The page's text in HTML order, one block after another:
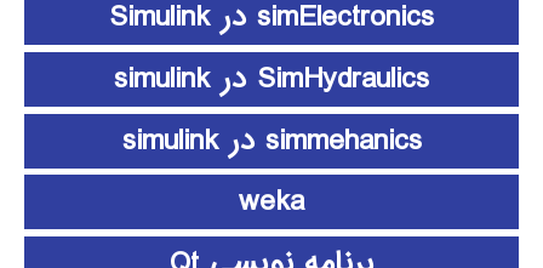
simElectronics در Simulink
SimHydraulics در simulink
simmehanics در simulink
weka